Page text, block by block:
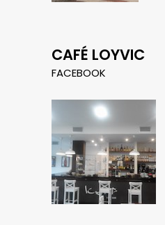
CAFÉ LOYVIC
FACEBOOK